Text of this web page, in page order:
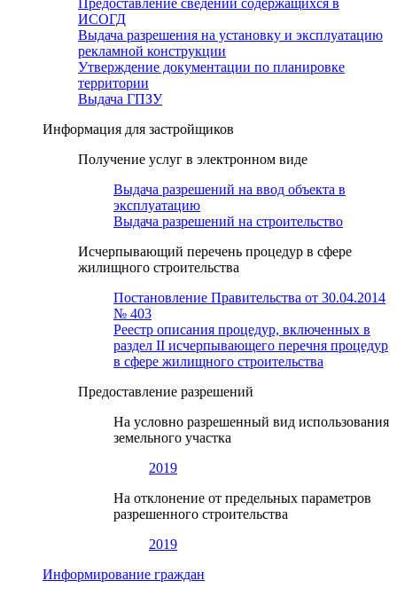
Предоставление сведений содержащихся в
ИСОГД
Выдача разрешения на установку и эксплуатацию
рекламной конструкции
Утверждение документации по планировке
территории
Выдача ГПЗУ
Информация для застройщиков
Получение услуг в электронном виде
Выдача разрешений на ввод объекта в
эксплуатацию
Выдача разрешений на строительство
Исчерпывающий перечень процедур в сфере
жилищного строительства
Постановление Правительства от 30.04.2014
№ 403
Реестр описания процедур, включенных в
раздел II исчерпывающего перечня процедур
в сфере жилищного строительства
Предоставление разрешений
На условно разрешенный вид использования
земельного участка
2019
На отклонение от предельных параметров
разрешенного строительства
2019
Информирование граждан